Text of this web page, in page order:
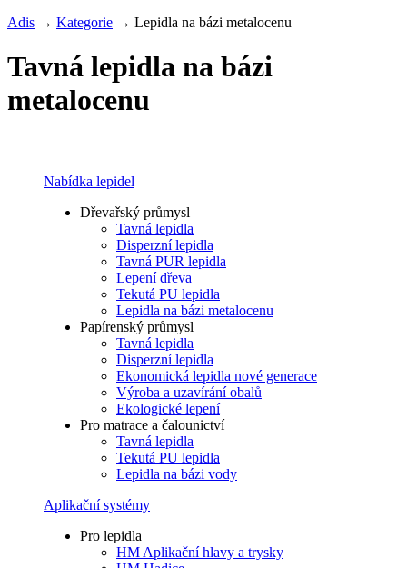
Adis → Kategorie → Lepidla na bázi metalocenu
Tavná lepidla na bázi
metalocenu
Nabídka lepidel
Dřevařský průmysl
Tavná lepidla
Disperzní lepidla
Tavná PUR lepidla
Lepení dřeva
Tekutá PU lepidla
Lepidla na bázi metalocenu
Papírenský průmysl
Tavná lepidla
Disperzní lepidla
Ekonomická lepidla nové generace
Výroba a uzavírání obalů
Ekologické lepení
Pro matrace a čalounictví
Tavná lepidla
Tekutá PU lepidla
Lepidla na bázi vody
Aplikační systémy
Pro lepidla
HM Aplikační hlavy a trysky